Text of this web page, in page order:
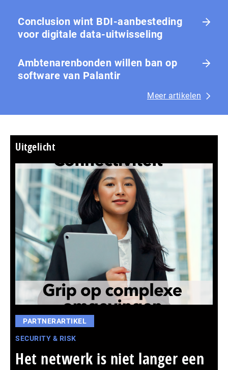
Conclusion wint BDI-aanbesteding
voor digitale data-uitwisseling
Ambtenarenbonden willen ban op
software van Palantir
Meer artikelen
Uitgelicht
PARTNERARTIKEL
SECURITY & RISK
Het netwerk is niet langer een